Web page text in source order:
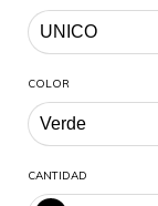
COLOR
CANTIDAD